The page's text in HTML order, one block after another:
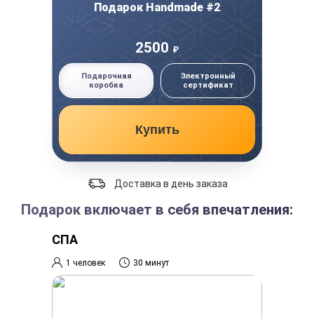
Подарок Handmade #2
2500 ₽
Подарочная
коробка
Электронный
сертификат
Купить
Доставка в день заказа
Подарок включает в себя впечатления:
СПА
1 человек 30 минут